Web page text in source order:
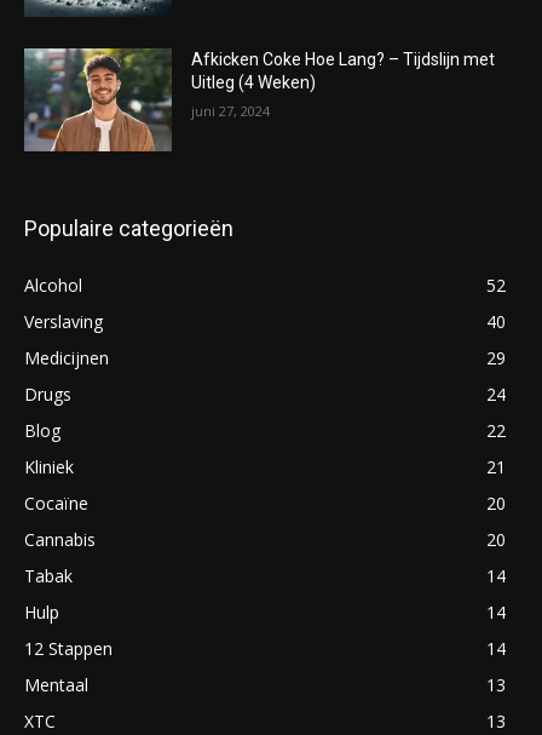
Afkicken Coke Hoe Lang? – Tijdslijn met
Uitleg (4 Weken)
juni 27, 2024
Populaire categorieën
Alcohol
52
Verslaving
40
Medicijnen
29
Drugs
24
Blog
22
Kliniek
21
Cocaïne
20
Cannabis
20
Tabak
14
Hulp
14
12 Stappen
14
Mentaal
13
XTC
13